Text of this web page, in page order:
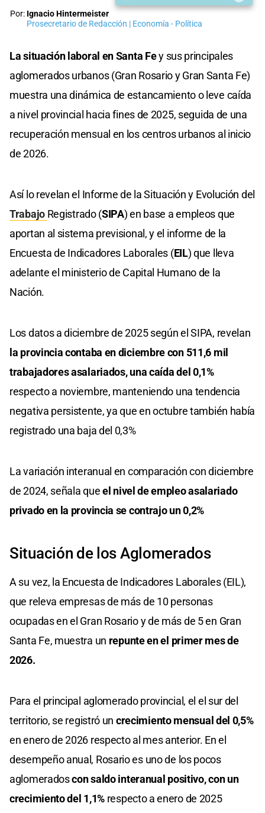
Por: Ignacio Hintermeister
Prosecretario de Redacción | Economía - Política
La situación laboral en Santa Fey sus principales
aglomerados urbanos (Gran Rosario y Gran Santa Fe)
muestra una dinámica de estancamiento o leve caída
a nivel provincial hacia fines de 2025, seguida de una
recuperación mensual en los centros urbanos al inicio
de 2026.
Así lo revelan el Informe de la Situación y Evolución del
Trabajo Registrado (SIPA) en base a empleos que
aportan al sistema previsional, y el informe de la
Encuesta de Indicadores Laborales (EIL) que lleva
adelante el ministerio de Capital Humano de la
Nación.
Los datos a diciembre de 2025 según el SIPA, revelan
la provincia contaba en diciembre con 511,6 mil
trabajadores asalariados, una caída del 0,1%
respecto a noviembre, manteniendo una tendencia
negativa persistente, ya que en octubre también había
registrado una baja del 0,3%
La variación interanual en comparación con diciembre
de 2024, señala queel nivel de empleo asalariado
privado en la provincia se contrajo un 0,2%
Situación de los Aglomerados
A su vez, la Encuesta de Indicadores Laborales (EIL),
que releva empresas de más de 10 personas
ocupadas en el Gran Rosario y de más de 5 en Gran
Santa Fe, muestra un repunte en el primer mes de
2026.
Para el principal aglomerado provincial, el el sur del
territorio, se registró un crecimiento mensual del 0,5%
en enero de 2026 respecto al mes anterior. En el
desempeño anual, Rosario es uno de los pocos
aglomeradoscon saldo interanual positivo, con un
crecimiento del 1,1% respecto a enero de 2025